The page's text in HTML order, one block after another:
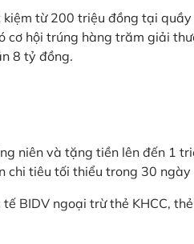
từ 200 triệu đồng tại
cơ hội trúng hàng trăm giải
8 tỷ đồng.
niên và tặng tiền lên đến 1
chi tiêu tối thiểu trong 30 ngày
BIDV ngoại trừ thẻ KHCC,